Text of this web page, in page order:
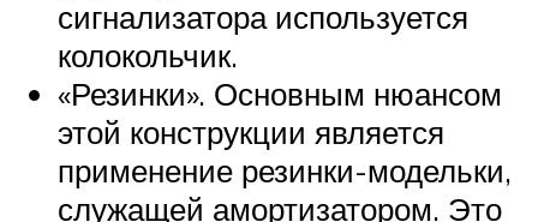
сигнализатора используется
колокольчик.
«Резинки». Основным нюансом
этой конструкции является
применение резинки-модельки,
служащей амортизатором. Это